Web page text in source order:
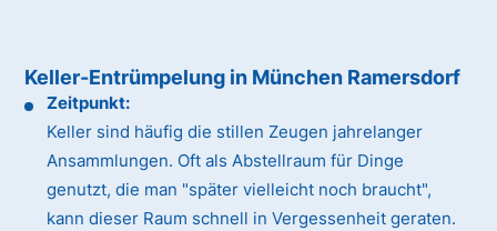
Keller-Entrümpelung in München Ramersdorf
Zeitpunkt:
Keller sind häufig die stillen Zeugen jahrelanger
Ansammlungen. Oft als Abstellraum für Dinge
genutzt, die man "später vielleicht noch braucht",
kann dieser Raum schnell in Vergessenheit geraten.